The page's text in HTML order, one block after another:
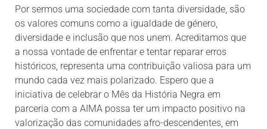
Por sermos uma sociedade com tanta diversidade, são
os valores comuns como a igualdade de género,
diversidade e inclusão que nos unem. Acreditamos que
a nossa vontade de enfrentar e tentar reparar erros
históricos, representa uma contribuição valiosa para um
mundo cada vez mais polarizado. Espero que a
iniciativa de celebrar o Mês da História Negra em
parceria com a AIMA possa ter um impacto positivo na
valorização das comunidades afro-descendentes, em